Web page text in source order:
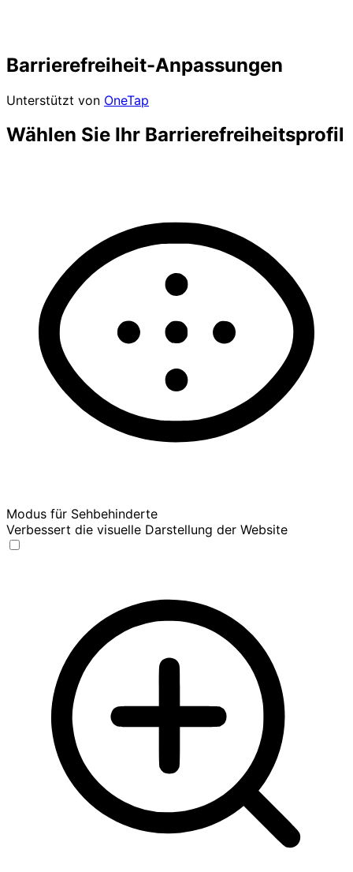
Barrierefreiheit-Anpassungen
Unterstützt von OneTap
Wählen Sie Ihr Barrierefreiheitsprofil
Modus für Sehbehinderte
Verbessert die visuelle Darstellung der Website